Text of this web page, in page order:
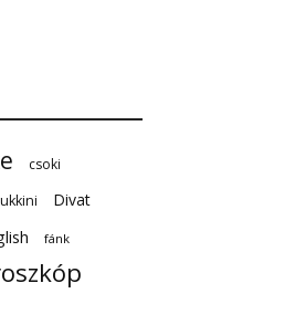
csoki
Divat
fánk